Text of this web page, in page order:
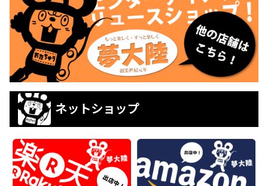
ネットショップ